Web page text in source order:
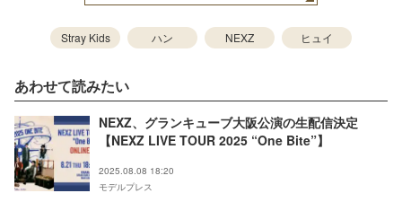
Stray Kids ハン NEXZ ヒュイ
あわせて読みたい
NEXZ、グランキューブ大阪公演の生配信決定
【NEXZ LIVE TOUR 2025 “One Bite”】
2025.08.08 18:20
モデルプレス